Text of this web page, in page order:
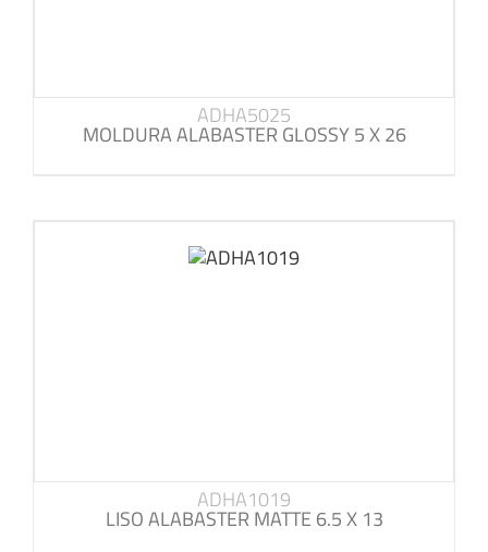
ADHA5025
MOLDURA ALABASTER GLOSSY 5 X 26
ADHA1019
LISO ALABASTER MATTE 6.5 X 13